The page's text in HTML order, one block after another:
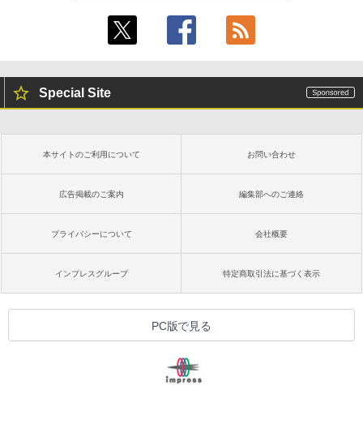
Special Site
本サイトのご利用について お問い合わせ
広告掲載のご案内 編集部へのご連絡
プライバシーについて 会社概要
インプレスグループ 特定商取引法に基づく表示
PC版で見る